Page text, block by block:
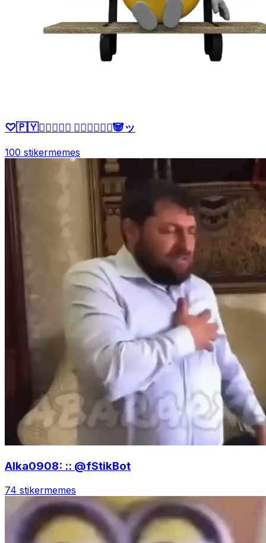
♡🇵🇾ッ⃝⃕⃕⃕‌ 𝙉𝙖𝙩𝙩𝙮♛🐼ッ
100 stikermemes
Alka0908: :: @fStikBot
74 stikermemes